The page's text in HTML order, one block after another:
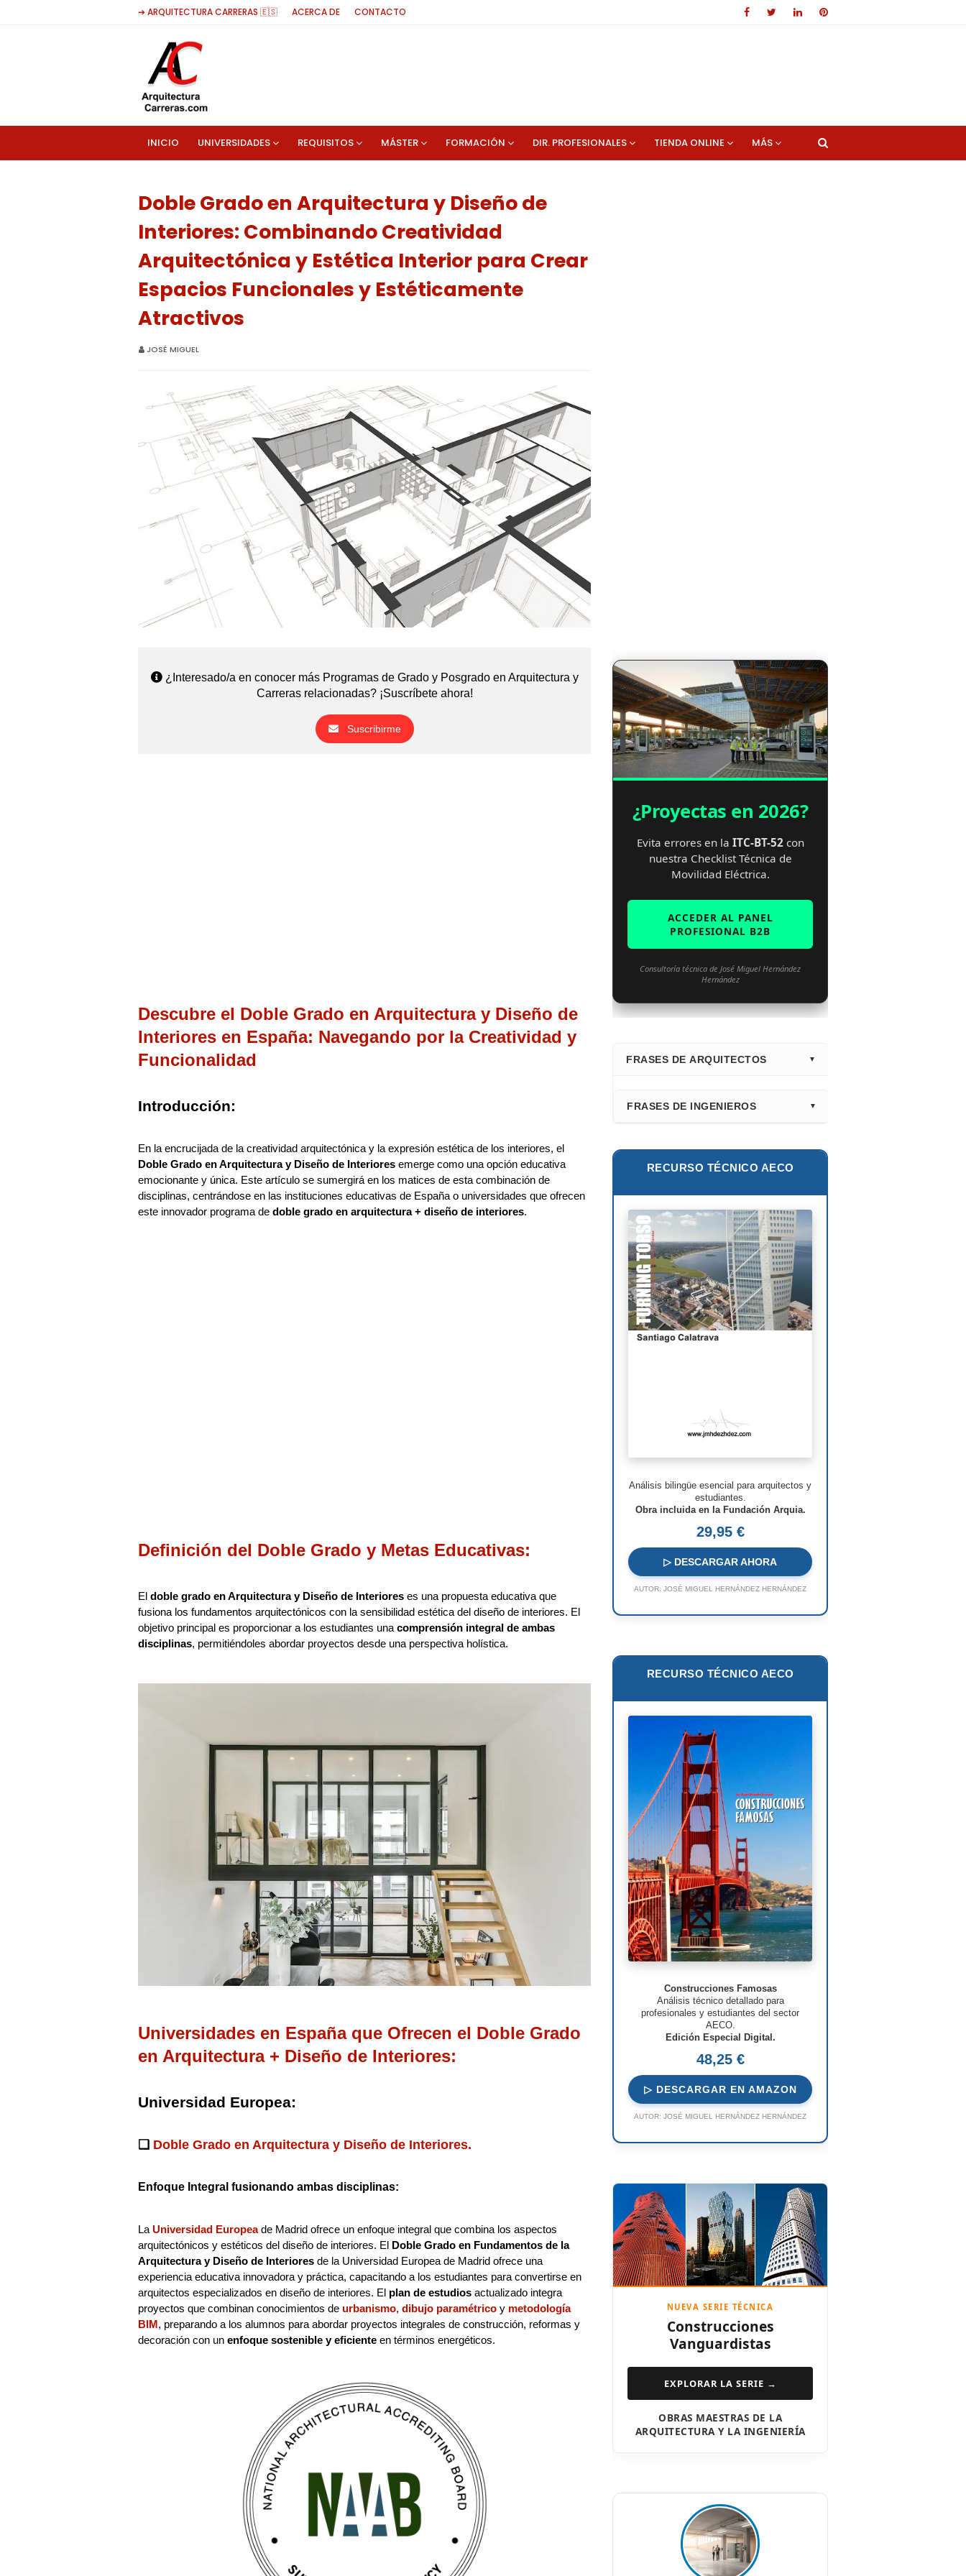
➔ ARQUITECTURA CARRERAS 🇪🇸 ACERCA DE CONTACTO
INICIO UNIVERSIDADES REQUISITOS MÁSTER FORMACIÓN DIR. PROFESIONALES TIENDA ONLINE MÁS
Doble Grado en Arquitectura y Diseño de
Interiores: Combinando Creatividad
Arquitectónica y Estética Interior para Crear
Espacios Funcionales y Estéticamente
Atractivos
JOSÉ MIGUEL
¿Interesado/a en conocer más Programas de Grado y Posgrado en Arquitectura y
Carreras relacionadas? ¡Suscríbete ahora!
Suscribirme
Descubre el Doble Grado en Arquitectura y Diseño de
Interiores en España: Navegando por la Creatividad y
Funcionalidad
Introducción:
En la encrucijada de la creatividad arquitectónica y la expresión estética de los interiores, el
Doble Grado en Arquitectura y Diseño de Interiores emerge como una opción educativa
emocionante y única. Este artículo se sumergirá en los matices de esta combinación de
disciplinas, centrándose en las instituciones educativas de España o universidades que ofrecen
este innovador programa de doble grado en arquitectura + diseño de interiores.
Definición del Doble Grado y Metas Educativas:
El doble grado en Arquitectura y Diseño de Interiores es una propuesta educativa que
fusiona los fundamentos arquitectónicos con la sensibilidad estética del diseño de interiores. El
objetivo principal es proporcionar a los estudiantes una comprensión integral de ambas
disciplinas, permitiéndoles abordar proyectos desde una perspectiva holística.
Universidades en España que Ofrecen el Doble Grado
en Arquitectura + Diseño de Interiores:
Universidad Europea:
❑ Doble Grado en Arquitectura y Diseño de Interiores.
Enfoque Integral fusionando ambas disciplinas:
La Universidad Europeade Madrid ofrece un enfoque integral que combina los aspectos
arquitectónicos y estéticos del diseño de interiores. El Doble Grado en Fundamentos de la
Arquitectura y Diseño de Interiores de la Universidad Europea de Madrid ofrece una
experiencia educativa innovadora y práctica, capacitando a los estudiantes para convertirse en
arquitectos especializados en diseño de interiores. El plan de estudios actualizado integra
proyectos que combinan conocimientos de urbanismo, dibujo paramétrico y metodología
BIM, preparando a los alumnos para abordar proyectos integrales de construcción, reformas y
decoración con un enfoque sostenible y eficiente en términos energéticos.
¿Proyectas en 2026?
Evita errores en la ITC-BT-52con
nuestra Checklist Técnica de
Movilidad Eléctrica.
ACCEDER AL PANEL
PROFESIONAL B2B
Consultoría técnica de José Miguel Hernández
Hernández
FRASES DE ARQUITECTOS
Santiago Calatrava
Richard Rogers
David Chipperfield
Kazuyo Sejima
Norman Foster
Steven Holl
Richard Meier
Aldo Rossi
Jacques Herzog
Rem Koolhaas
Oscar Niemeyer
Philip Johnson
Le Corbusier
William Pereira
Antoni Gaudí
Frank Lloyd Wright
Louis Sullivan
Miguel Ángel Buonarroti
FRASES DE INGENIEROS
Leslie E. Robertson
Félix Cándela
RECURSO TÉCNICO AECO
Análisis bilingüe esencial para arquitectos y
estudiantes.
Obra incluida en la Fundación Arquia.
29,95 €
▷ DESCARGAR AHORA
AUTOR: JOSÉ MIGUEL HERNÁNDEZ HERNÁNDEZ
RECURSO TÉCNICO AECO
Construcciones Famosas
Análisis técnico detallado para
profesionales y estudiantes del sector
AECO.
Edición Especial Digital.
48,25 €
▷ DESCARGAR EN AMAZON
AUTOR: JOSÉ MIGUEL HERNÁNDEZ HERNÁNDEZ
NUEVA SERIE TÉCNICA
Construcciones
Vanguardistas
EXPLORAR LA SERIE →
OBRAS MAESTRAS DE LA
ARQUITECTURA Y LA INGENIERÍA